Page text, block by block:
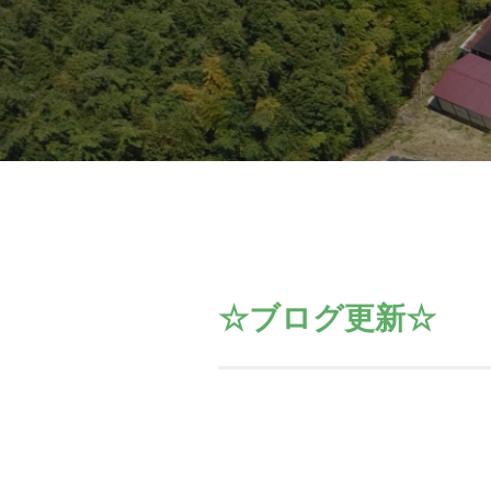
☆ブログ更新☆